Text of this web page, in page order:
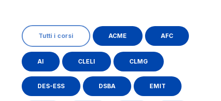
Tutti i corsi ACME AFC
AI CLELI CLMG
DES-ESS DSBA EMIT